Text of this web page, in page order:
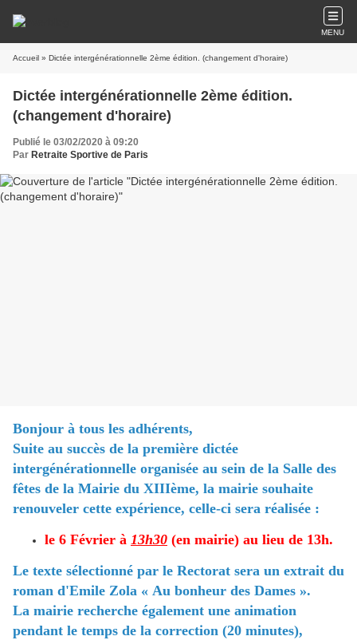
MENU
Accueil » Dictée intergénérationnelle 2ème édition. (changement d'horaire)
Dictée intergénérationnelle 2ème édition.
(changement d'horaire)
Publié le 03/02/2020 à 09:20
Par Retraite Sportive de Paris
Bonjour à tous les adhérents,
Suite au succès de la première dictée
intergénérationnelle organisée au sein de la Salle des
fêtes de la Mairie du XIIIème, la mairie souhaite
renouveler cette expérience, celle-ci sera réalisée :
le 6 Février à 13h30 (en mairie) au lieu de 13h.
Le texte sélectionné par le Rectorat sera un extrait du
roman d'Emile Zola « Au bonheur des Dames ».
La mairie recherche également une animation
pendant le temps de la correction (20 minutes),